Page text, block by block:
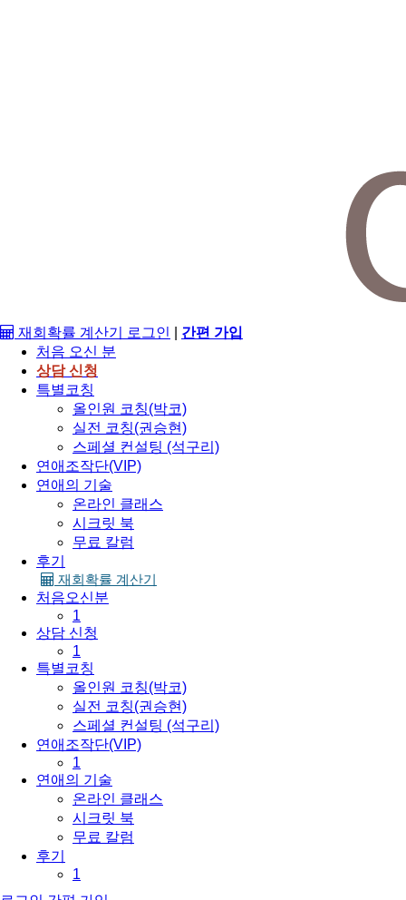
재회확률 계산기 로그인
간편 가입
처음 오신 분
상담 신청
특별코칭
올인원 코칭(박코)
실전 코칭(권승현)
스페셜 컨설팅 (석구리)
연애조작단(VIP)
연애의 기술
온라인 클래스
시크릿 북
무료 칼럼
후기
재회확률 계산기
처음오신분
1
상담 신청
1
특별코칭
올인원 코칭(박코)
실전 코칭(권승현)
스페셜 컨설팅 (석구리)
연애조작단(VIP)
1
연애의 기술
온라인 클래스
시크릿 북
무료 칼럼
후기
1